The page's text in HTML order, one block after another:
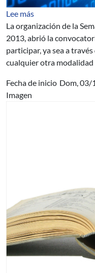
Lee mássobre Se prepara
La organización de la
2013, abrió la
participar, ya sea a
cualquier otra
Fecha de inicio Dom, 03/
Imagen